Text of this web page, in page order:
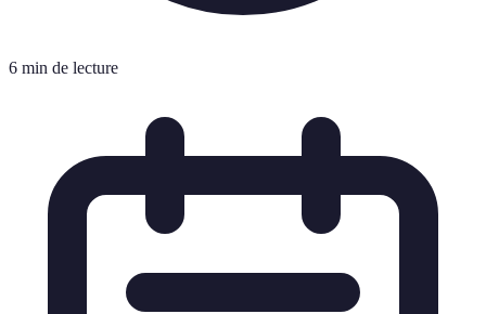
6 min de lecture